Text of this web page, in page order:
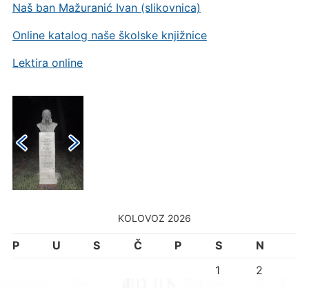
Naš ban Mažuranić Ivan (slikovnica)
Online katalog naše školske knjižnice
Lektira online
KOLOVOZ 2026
P U S Č P S
N
1
2